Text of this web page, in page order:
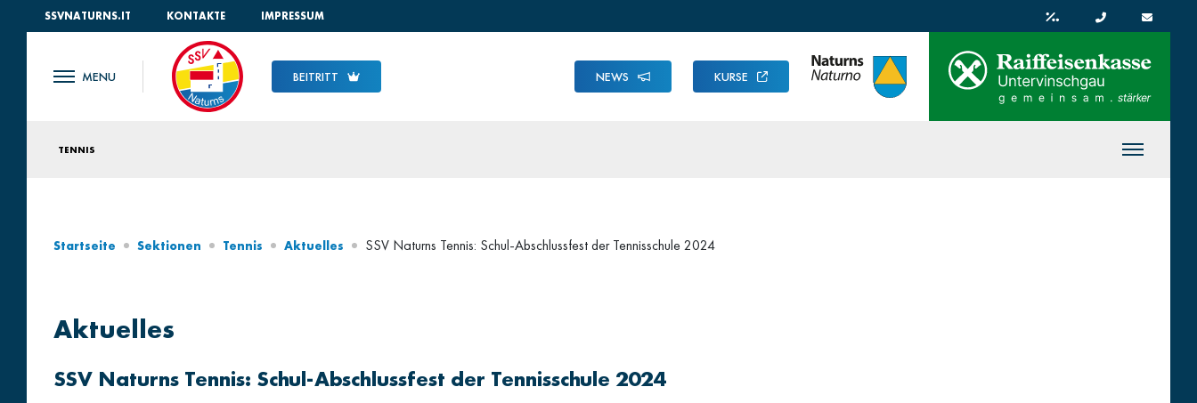
SSVNATURNS.IT KONTAKTE IMPRESSUM
BEITRITT NEWS KURSE
TENNIS
Startseite Sektionen Tennis Aktuelles SSV Naturns Tennis: Schul-Abschlussfest der Tennisschule 2024
Aktuelles
SSV Naturns Tennis: Schul-Abschlussfest der Tennisschule 2024